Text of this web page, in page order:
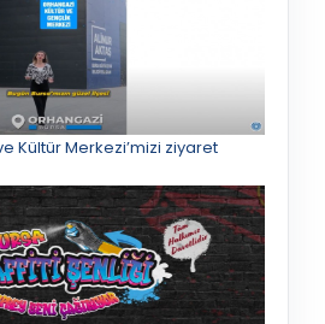
Kültür Merkezi’mizi ziyaret